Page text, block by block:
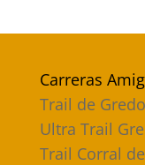
Carreras
Trail de
Ultra Trail
Trail Corral